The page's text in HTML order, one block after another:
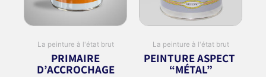
La peinture à l'état brut
PRIMAIRE
D’ACCROCHAGE
La peinture à l'état brut
PEINTURE ASPECT
“MÉTAL”